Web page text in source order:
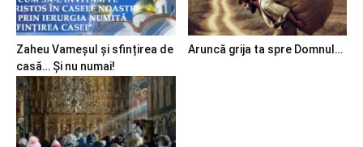
Zaheu Vameșul și sfințirea de
casă… Și nu numai!
Aruncă grija ta spre Domnul…